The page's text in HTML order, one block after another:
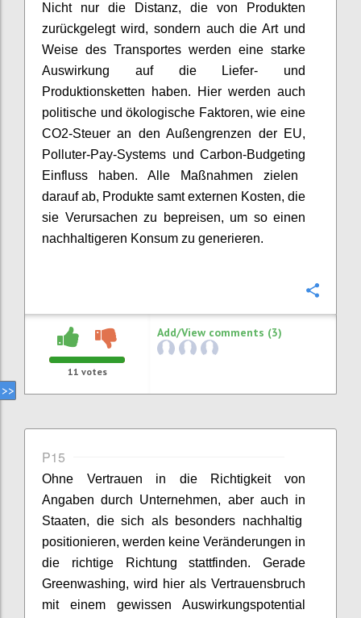
Nicht nur die Distanz, die von Produkten
zurückgelegt wird, sondern auch die Art und
Weise des Transportes werden eine starke
Auswirkung auf die Liefer- und
Produktionsketten haben. Hier werden auch
politische und ökologische Faktoren, wie eine
CO2-Steuer an den Außengrenzen der EU,
Polluter-Pay-Systems und Carbon-Budgeting
Einfluss
haben. Alle Maßnahmen zielen
daraufab, Produkte samt externen Kosten, die
sie Verursachen zu
bepreisen, um so einen
nachhaltigeren Konsum zu generieren.
11 votes
Add/View comments (3)
P15
Ohne Vertrauen in die Richtigkeit von
Angaben durch Unternehmen, aber auch in
Staaten, die sich als besonders nachhaltig
positionieren, werden keine Veränderungen in
die richtige Richtung stattfinden. Gerade
Greenwashing, wird hier als Vertrauensbruch
mit einem gewissen Auswirkungspotential